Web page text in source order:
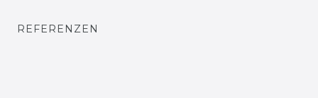
REFERENZEN